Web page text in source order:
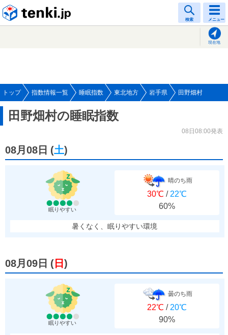
検索 メニュー
現在地
トップ 指数情報一覧 睡眠指数 東北地方 岩手県 田野畑村
田野畑村の睡眠指数
08日08:00発表
08月08日 (土)
眠りやすい
晴のち雨
30℃ / 22℃
60%
暑くなく、眠りやすい環境
08月09日 ( 日 )
眠りやすい
曇のち雨
22℃ / 20℃
90%